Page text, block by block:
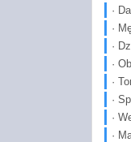
·
·
·
·
·
·
·
·